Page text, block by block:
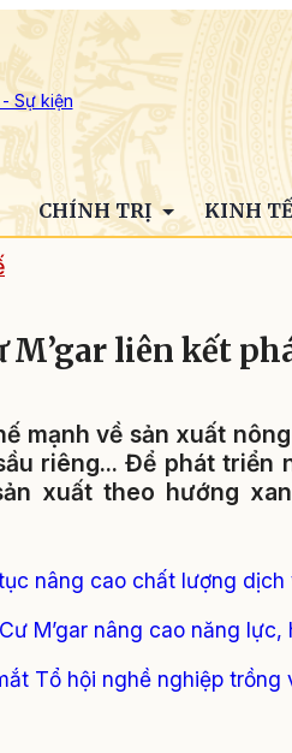
Sự kiện
CHÍNH TRỊ KINH
M’gar liên kết
mạnh về sản xuất
riêng... Để phát triển
xuất theo hướng
tục nâng cao chất lượng
M’gar nâng cao năng
Tổ hội nghề nghiệp